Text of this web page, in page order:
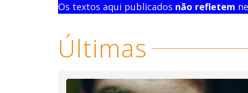
Os textos aqui publicados não refletem
Últimas